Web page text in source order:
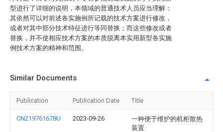
型进行了详细的说明，本领域的普通技术人员应当理解：
其依然可以对前述各实施例所记载的技术方案进行修改，
或者对其中部分技术特征进行等同替换；而这些修改或者
替换，并不使相应技术方案的本质脱离本实用新型各实施
例技术方案的精神和范围。
Similar Documents
Publication Publication Date Title
CN219761678U 2023-09-26
一种便于维护的机柜散热
装置